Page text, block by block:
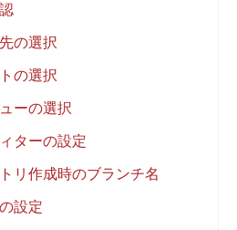
の選択
の選択
ーの選択
ターの設定
リ作成時のブランチ名
設定